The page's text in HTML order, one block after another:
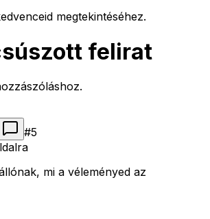
megtekintéséhez.
felirat
#5
mi a véleményed az